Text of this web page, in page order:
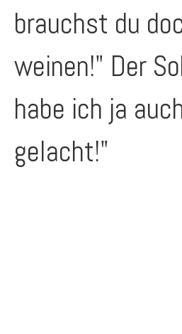
brauchst du
weinen!" Der
habe ich ja
gelacht!"